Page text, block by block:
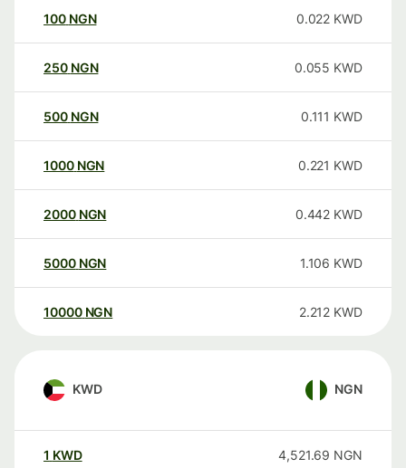
100 NGN 0.022 KWD
250 NGN 0.055 KWD
500 NGN 0.111 KWD
1000 NGN 0.221 KWD
2000 NGN 0.442 KWD
5000 NGN 1.106 KWD
10000 NGN 2.212 KWD
KWD NGN
1 KWD 4,521.69 NGN